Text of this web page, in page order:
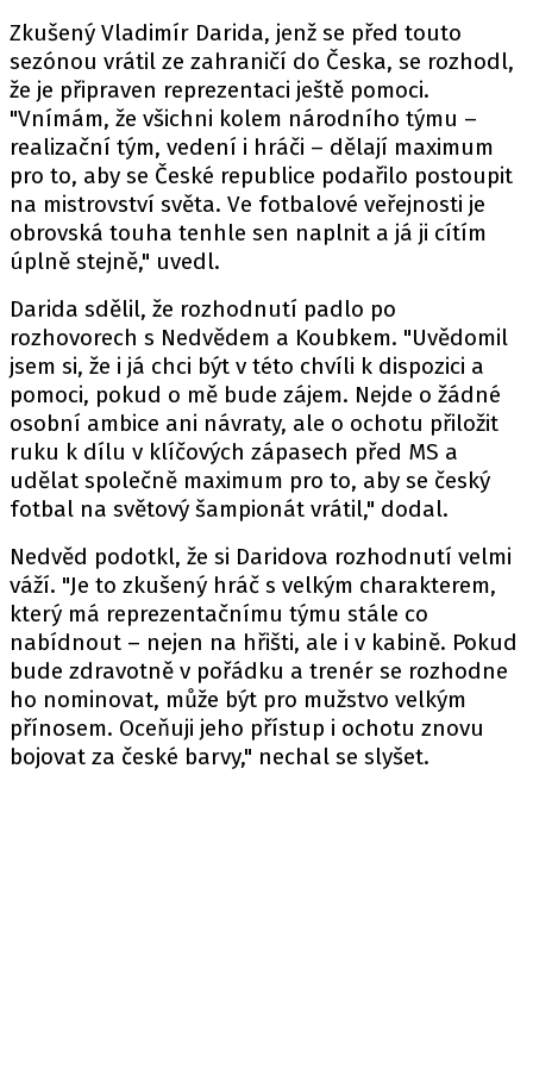
Zkušený Vladimír Darida, jenž se před touto
sezónou vrátil ze zahraničí do Česka, se rozhodl,
že je připraven reprezentaci ještě pomoci.
"Vnímám, že všichni kolem národního týmu –
realizační tým, vedení i hráči – dělají maximum
pro to, aby se České republice podařilo postoupit
na mistrovství světa. Ve fotbalové veřejnosti je
obrovská touha tenhle sen naplnit a já ji cítím
úplně stejně," uvedl.
Darida sdělil, že rozhodnutí padlo po
rozhovorech s Nedvědem a Koubkem. "Uvědomil
jsem si, že i já chci být v této chvíli k dispozici a
pomoci, pokud o mě bude zájem. Nejde o žádné
osobní ambice ani návraty, ale o ochotu přiložit
ruku k dílu v klíčových zápasech před MS a
udělat společně maximum pro to, aby se český
fotbal na světový šampionát vrátil," dodal.
Nedvěd podotkl, že si Daridova rozhodnutí velmi
váží. "Je to zkušený hráč s velkým charakterem,
který má reprezentačnímu týmu stále co
nabídnout – nejen na hřišti, ale i v kabině. Pokud
bude zdravotně v pořádku a trenér se rozhodne
ho nominovat, může být pro mužstvo velkým
přínosem. Oceňuji jeho přístup i ochotu znovu
bojovat za české barvy," nechal se slyšet.